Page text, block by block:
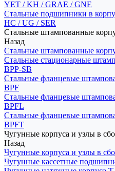
YET / KH / GRAE / GNE
Стальные подшипники в
HC / UG / SER
Стальные штампованные
Назад
Стальные штампованные
Стальные стационарные
BPP-SB
Стальные фланцевые
BPF
Стальные фланцевые
BPFL
Стальные фланцевые
BPFT
Чугунные корпуса и узлы в
Назад
Чугунные корпуса и узлы в
Чугунные кассетные